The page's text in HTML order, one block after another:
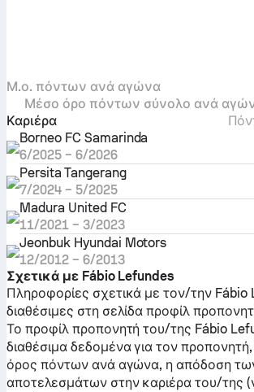
Μ.ο. πόντων ανά αγώνα
Μέσο όρο πόντων σύνολο ανά
Καριέρα
Borneo FC Samarinda
6/2025– 6/2026
Persita Tangerang
7/2024– 5/2025
Madura United FC
11/2021– 3/2023
Jeonbuk Hyundai Motors
12/2012– 6/2013
Σχετικά με Fábio Lefundes
Πληροφορίες σχετικά με τον/την Fábio
διαθέσιμες στη σελίδα προφίλ
Το προφίλ προπονητή του/της Fábio
διαθέσιμα δεδομένα για τον
όρος πόντων ανά αγώνα, η απόδοση
αποτελεσμάτων στην καριέρα του/της